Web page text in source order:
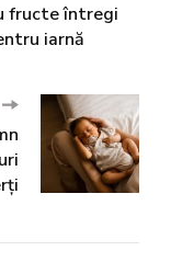
fructe întregi
iarnă